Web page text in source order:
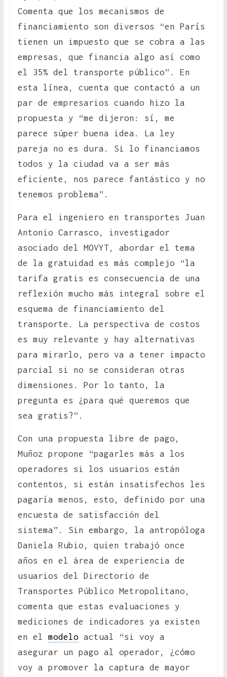
Comenta que los mecanismos de
financiamiento son diversos “en París
tienen un impuesto que se cobra a las
empresas, que financia algo así como
el 35% del transporte público”. En
esta línea, cuenta que contactó a un
par de empresarios cuando hizo la
propuesta y “me dijeron: sí, me
parece súper buena idea. La ley
pareja no es dura. Si lo financiamos
todos y la ciudad va a ser más
eficiente, nos parece fantástico y no
tenemos problema”.
Para el ingeniero en transportes Juan
Antonio Carrasco, investigador
asociado del MOVYT, abordar el tema
de la gratuidad es más complejo “la
tarifa gratis es consecuencia de una
reflexión mucho más integral sobre el
esquema de financiamiento del
transporte. La perspectiva de costos
es muy relevante y hay alternativas
para mirarlo, pero va a tener impacto
parcial si no se consideran otras
dimensiones. Por lo tanto, la
pregunta es ¿para qué queremos que
sea gratis?”.
Con una propuesta libre de pago,
Muñoz propone “pagarles más a los
operadores si los usuarios están
contentos, si están insatisfechos les
pagaría menos, esto, definido por una
encuesta de satisfacción del
sistema”. Sin embargo, la antropóloga
Daniela Rubio, quien trabajó once
años en el área de experiencia de
usuarios del Directorio de
Transportes Público Metropolitano,
comenta que estas evaluaciones y
mediciones de indicadores ya existen
en el modeloactual “si voy a
asegurar un pago al operador, ¿cómo
voy a promover la captura de mayor